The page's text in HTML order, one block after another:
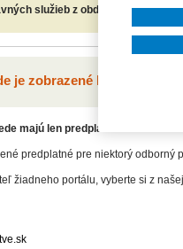
služieb z obdobia do 12. 7.
je zobrazené len
majú len predplatitelia.
predplatné pre niektorý
žiadneho portálu, vyberte si z